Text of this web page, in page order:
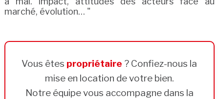
marché, évolution… "
Vous êtes propriétaire ? Confiez-nous la
mise en location de votre bien.
Notre équipe vous accompagne dans la